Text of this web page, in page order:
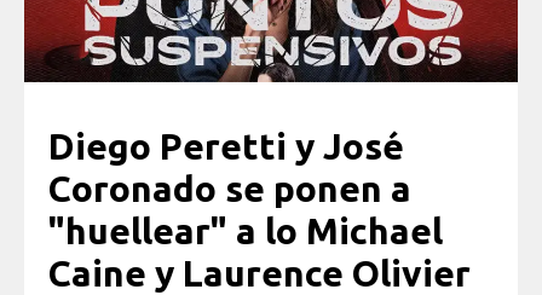
Diego Peretti y José
Coronado se ponen a
"huellear" a lo Michael
Caine y Laurence Olivier